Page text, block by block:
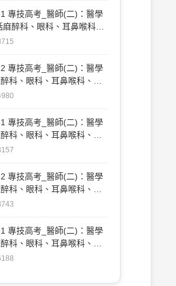
專技高考_醫師(二)：醫學
麻醉科、眼科、耳鼻喉科、
等科目及其相關臨床實例
專技高考_醫師(二)：醫學
科、眼科、耳鼻喉科、婦
科目及其相關臨床實例與
專技高考_醫師(二)：醫學
科、眼科、耳鼻喉科、婦
科目及其相關臨床實例與
專技高考_醫師(二)：醫學
科、眼科、耳鼻喉科、婦
科目及其相關臨床實例與
專技高考_醫師(二)：醫學
科、眼科、耳鼻喉科、婦
科目及其相關臨床實例與